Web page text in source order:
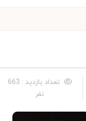
تعداد بازدید : 663
نفر